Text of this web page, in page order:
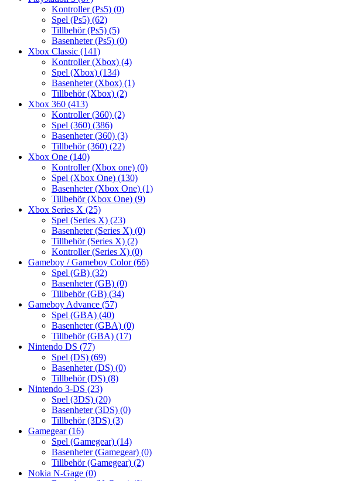
Kontroller (Ps5) (0)
Spel (Ps5) (62)
Tillbehör (Ps5) (5)
Basenheter (Ps5) (0)
Xbox Classic (141)
Kontroller (Xbox) (4)
Spel (Xbox) (134)
Basenheter (Xbox) (1)
Tillbehör (Xbox) (2)
Xbox 360 (413)
Kontroller (360) (2)
Spel (360) (386)
Basenheter (360) (3)
Tillbehör (360) (22)
Xbox One (140)
Kontroller (Xbox one) (0)
Spel (Xbox One) (130)
Basenheter (Xbox One) (1)
Tillbehör (Xbox One) (9)
Xbox Series X (25)
Spel (Series X) (23)
Basenheter (Series X) (0)
Tillbehör (Series X) (2)
Kontroller (Series X) (0)
Gameboy / Gameboy Color(66)
Spel (GB) (32)
Basenheter (GB) (0)
Tillbehör (GB) (34)
Gameboy Advance (57)
Spel (GBA) (40)
Basenheter (GBA) (0)
Tillbehör (GBA) (17)
Nintendo DS (77)
Spel (DS) (69)
Basenheter (DS) (0)
Tillbehör (DS) (8)
Nintendo 3-DS (23)
Spel (3DS) (20)
Basenheter (3DS) (0)
Tillbehör (3DS) (3)
Gamegear(16)
Spel (Gamegear) (14)
Basenheter (Gamegear) (0)
Tillbehör (Gamegear) (2)
Nokia N-Gage (0)